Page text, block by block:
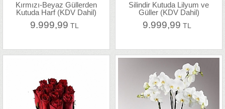
Kırmızı-Beyaz Güllerden
Kutuda Harf (KDV Dahil)
9.999,99 TL
Silindir Kutuda Lilyum ve
Güller (KDV Dahil)
9.999,99 TL